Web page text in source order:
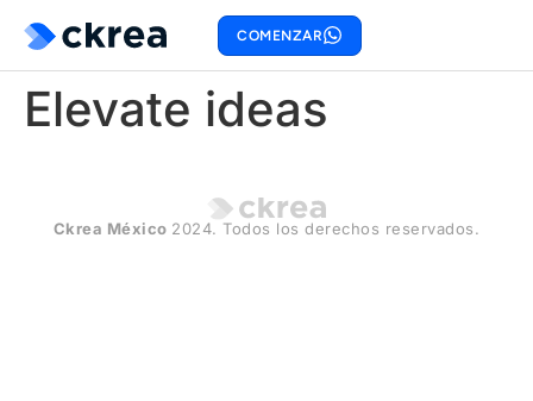
COMENZAR
Elevate ideas
Ckrea México 2024. Todos los derechos reservados.